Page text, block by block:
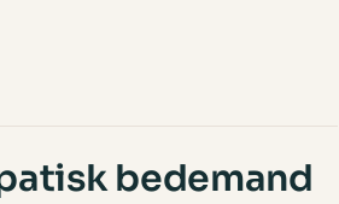
bedemand